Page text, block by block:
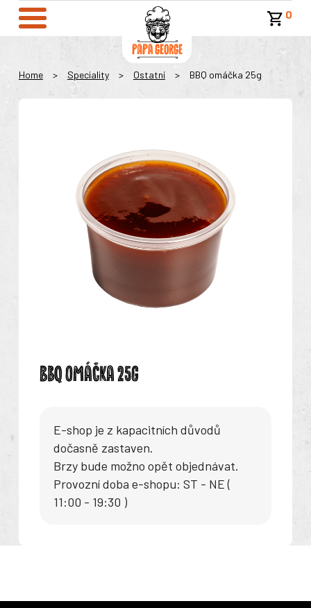
0
Home > Speciality > Ostatní > BBQ omáčka 25g
BBQ OMÁČKA 25G
E-shop je z kapacitních důvodů
dočasně zastaven.
Brzy bude možno opět objednávat.
Provozní doba e-shopu: ST - NE (
11:00 - 19:30 )